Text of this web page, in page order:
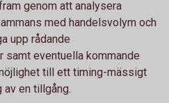
genom att analysera
med handelsvolym och
upp rådande
samt eventuella kommande
till ett timing-mässigt
en tillgång.